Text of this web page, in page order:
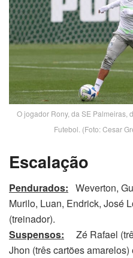
O jogador Rony, da SE Palmeiras,
Futebol. (Foto: Cesar
Escalação
Pendurados: Weverton,
Murilo, Luan, Endrick, José
(treinador).
Suspensos: Zé Rafael
Jhon (três cartões